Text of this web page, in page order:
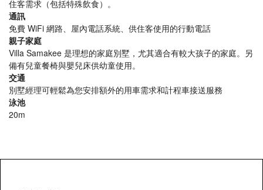
住客需求（包括特殊飲食）。
通訊
免費 WiFi 網路、屋內電話系統、供住客使用的行動電話
親子家庭
Villa Samakee 是理想的家庭別墅，尤其適合有較大孩子的家庭。另
備有兒童餐椅與嬰兒床供幼童使用。
交通
別墅經理可輕鬆為您安排額外的用車需求和計程車接送服務
泳池
20m